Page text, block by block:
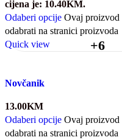
cijena je: 10.40KM.
Odaberi opcije Ovaj proizvod
odabrati na stranici proizvoda
Quick view
+6
Novčanik
13.00KM
Odaberi opcije Ovaj proizvod
odabrati na stranici proizvoda